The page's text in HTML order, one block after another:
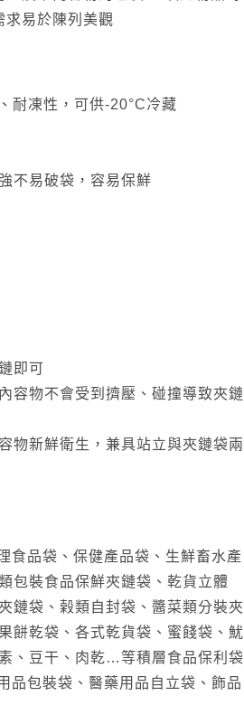
求易於陳列美觀
凍性，可供-20°C冷藏
不易破袋，容易保鮮
即可
容物不會受到擠壓、碰撞導致夾鏈
物新鮮衛生，兼具站立與夾鏈袋兩
食品袋、保健產品袋、生鮮畜水產
包裝食品保鮮夾鏈袋、乾貨立體
鏈袋、榖類自封袋、醬菜類分裝夾
餅乾袋、各式乾貨袋、蜜餞袋、魷
、豆干、肉乾…等積層食品保利袋
品包裝袋、醫藥用品自立袋、飾品